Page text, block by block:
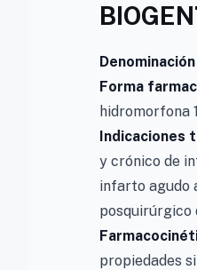
Forma
hidromorfona
Indicaciones
y crónico de
infarto agudo
posquirúrgico
propiedades